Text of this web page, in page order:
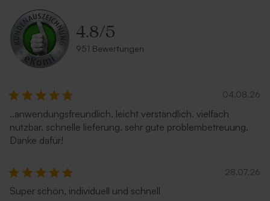
Terrakotta Umschlag
4.8/5
951 Bewertungen
04.08.26
..anwendungsfreundlich. leicht verständlich. vielfach
nutzbar. schnelle lieferung. sehr gute problembetreuung.
Danke dafür!
28.07.26
Super schön, individuell und schnell